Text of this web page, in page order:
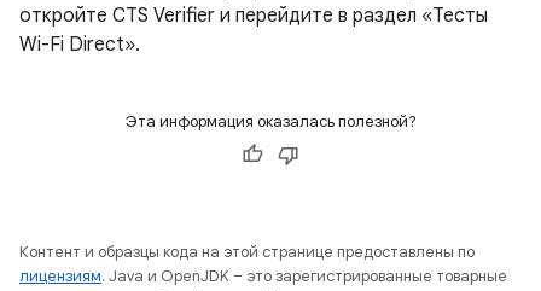
откройте CTS Verifier и перейдите в раздел «Тесты
Wi-Fi Direct».
Эта информация оказалась полезной?
Контент и образцы кода на этой странице предоставлены по
лицензиям. Java и OpenJDK – это зарегистрированные товарные